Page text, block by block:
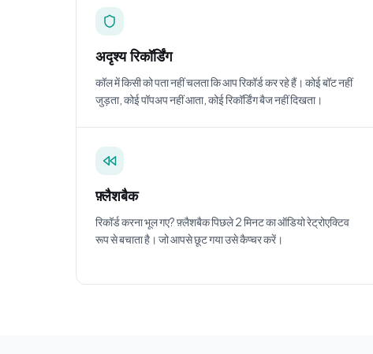
अदृश्य रिकॉर्डिंग
कॉल में किसी को पता नहीं चलता कि आप रिकॉर्ड कर रहे हैं। कोई बॉट नहीं
जुड़ता, कोई पॉपअप नहीं आता, कोई रिकॉर्डिंग बैज नहीं दिखता।
फ़्लैशबैक
रिकॉर्ड करना भूल गए? फ़्लैशबैक पिछले 2 मिनट का ऑडियो रेट्रोएक्टिव
रूप से बचाता है। जो आपसे छूट गया उसे कैप्चर करें।